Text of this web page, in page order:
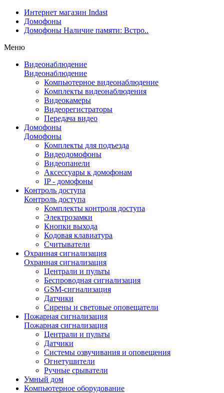
Интернет магазин Indast
Домофоны
Домофоны Наличие памяти: Встро..
Меню
Видеонаблюдение
Видеонаблюдение
Компьютерное видеонаблюдение
Комплекты видеонаблюдения
Видеокамеры
Видеорегистраторы
Передача видео
Домофоны
Домофоны
Комплекты для подъезда
Видеодомофоны
Видеопанели
Аксессуары к домофонам
IP - домофоны
Контроль доступа
Контроль доступа
Комплекты контроля доступа
Электрозамки
Кнопки выхода
Кодовая клавиатура
Считыватели
Охранная сигнализация
Охранная сигнализация
Централи и пульты
Беспроводная сигнализация
GSM-сигнализация
Датчики
Сирены и световые оповещатели
Пожарная сигнализация
Пожарная сигнализация
Централи и пульты
Датчики
Системы озвучивания и оповещения
Огнетушители
Ручные срыватели
Умный дом
Компьютерное оборудование